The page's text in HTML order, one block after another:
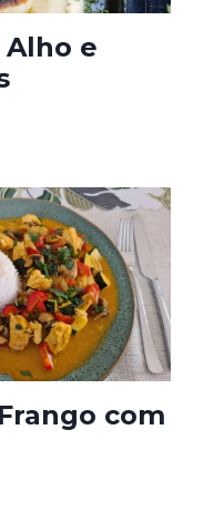
Alho e
com